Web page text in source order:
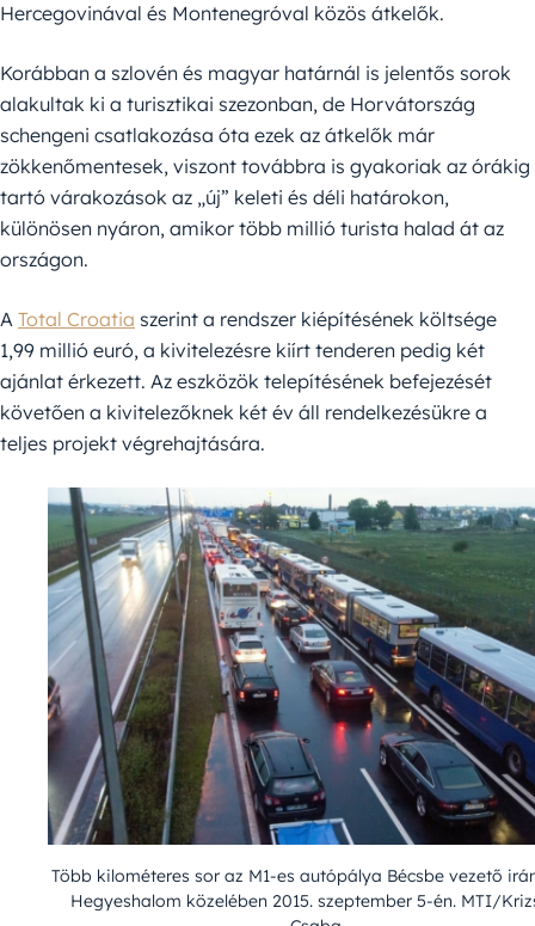
Hercegovinával és Montenegróval közös átkelők.
Korábban a szlovén és magyar határnál is jelentős sorok
alakultak ki a turisztikai szezonban, de Horvátország
schengeni csatlakozása óta ezek az átkelők már
zökkenőmentesek, viszont továbbra is gyakoriak az órákig
tartó várakozások az „új” keleti és déli határokon,
különösen nyáron, amikor több millió turista halad át az
országon.
A Total Croatia szerint a rendszer kiépítésének költsége
1,99 millió euró, a kivitelezésre kiírt tenderen pedig két
ajánlat érkezett. Az eszközök telepítésének befejezését
követően a kivitelezőknek két év áll rendelkezésükre a
teljes projekt végrehajtására.
Több kilométeres sor az M1-es autópálya Bécsbe vezető
Hegyeshalom közelében 2015. szeptember 5-én. MTI/